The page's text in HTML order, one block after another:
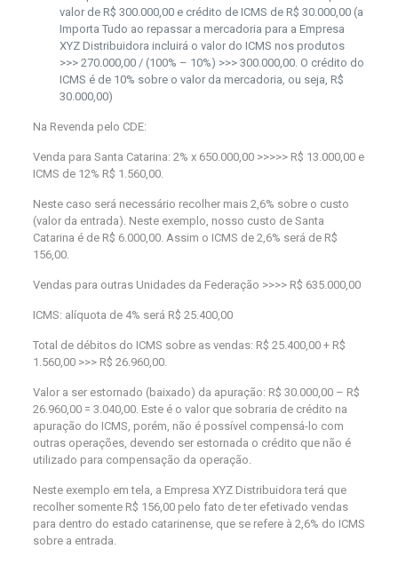
valor de R$ 300.000,00 e crédito de ICMS de R$ 30.000,00 (a
Importa Tudo ao repassar a mercadoria para a Empresa
XYZ Distribuidora incluirá o valor do ICMS nos produtos
>>> 270.000,00 / (100% – 10%) >>> 300.000,00. O crédito do
ICMS é de 10% sobre o valor da mercadoria, ou seja, R$
30.000,00)
Na Revenda pelo CDE:
Venda para Santa Catarina: 2% x 650.000,00 >>>>> R$ 13.000,00 e
ICMS de 12% R$ 1.560,00.
Neste caso será necessário recolher mais 2,6% sobre o custo
(valor da entrada). Neste exemplo, nosso custo de Santa
Catarina é de R$ 6.000,00. Assim o ICMS de 2,6% será de R$
156,00.
Vendas para outras Unidades da Federação >>>> R$ 635.000,00
ICMS: alíquota de 4% será R$ 25.400,00
Total de débitos do ICMS sobre as vendas: R$ 25.400,00 + R$
1.560,00 >>> R$ 26.960,00.
Valor a ser estornado (baixado) da apuração: R$ 30.000,00 – R$
26.960,00 = 3.040,00. Este é o valor que sobraria de crédito na
apuração do ICMS, porém, não é possível compensá-lo com
outras operações, devendo ser estornada o crédito que não é
utilizado para compensação da operação.
Neste exemplo em tela, a Empresa XYZ Distribuidora terá que
recolher somente R$ 156,00 pelo fato de ter efetivado vendas
para dentro do estado catarinense, que se refere à 2,6% do ICMS
sobre a entrada.